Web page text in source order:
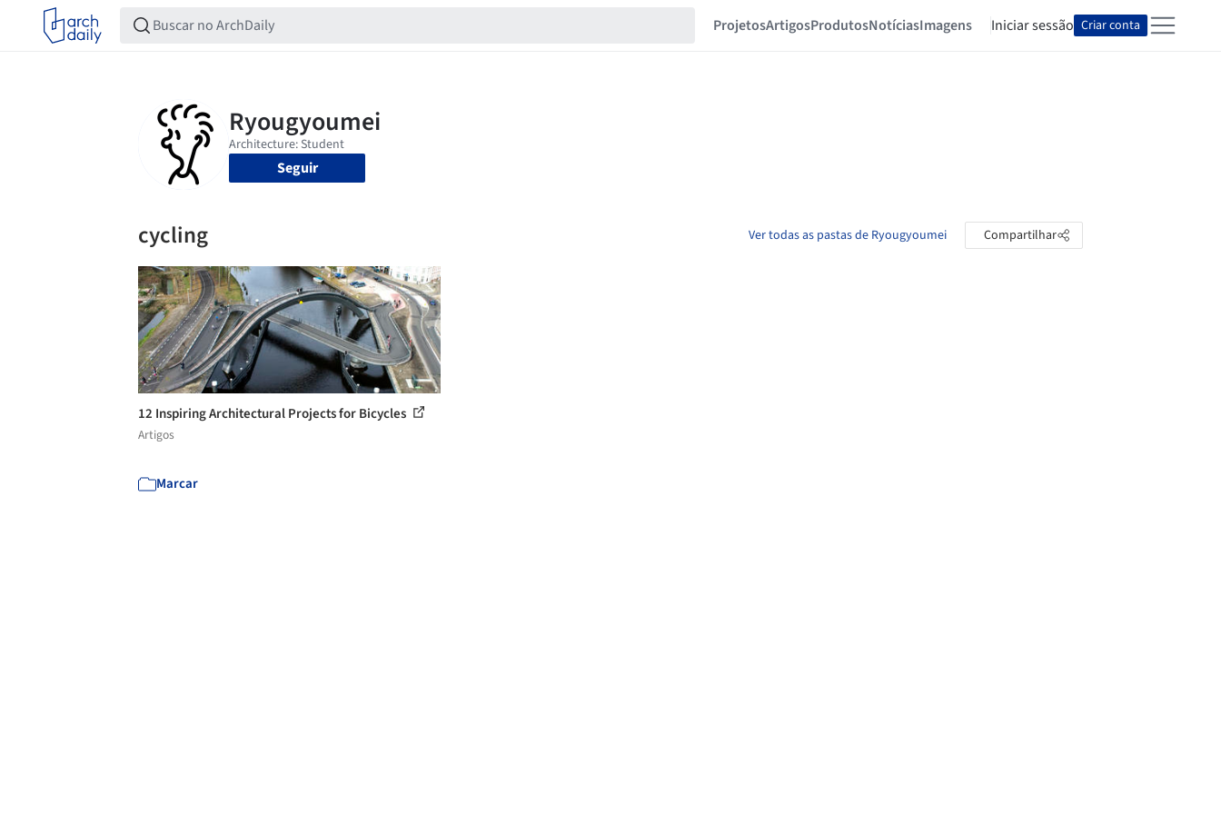
ProjetosArtigosProdutosNotíciasImagens Iniciar sessão Criar conta
Seguir
cycling Ver todas as pastas de Ryougyoumei Compartilhar
12 Inspiring Architectural Projects for Bicycles
Artigos
Marcar